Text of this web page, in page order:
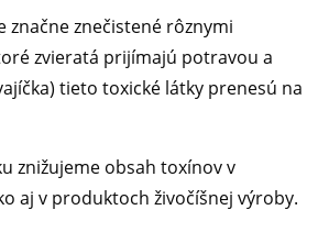
znečistené rôznymi
zvieratá prijímajú potravou a
tieto toxické látky prenesú na
znižujeme obsah toxínov v
aj v produktoch živočíšnej výroby.